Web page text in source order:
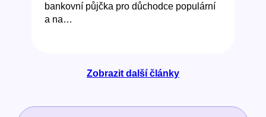
bankovní půjčka pro důchodce populární
a na…
Zobrazit další články